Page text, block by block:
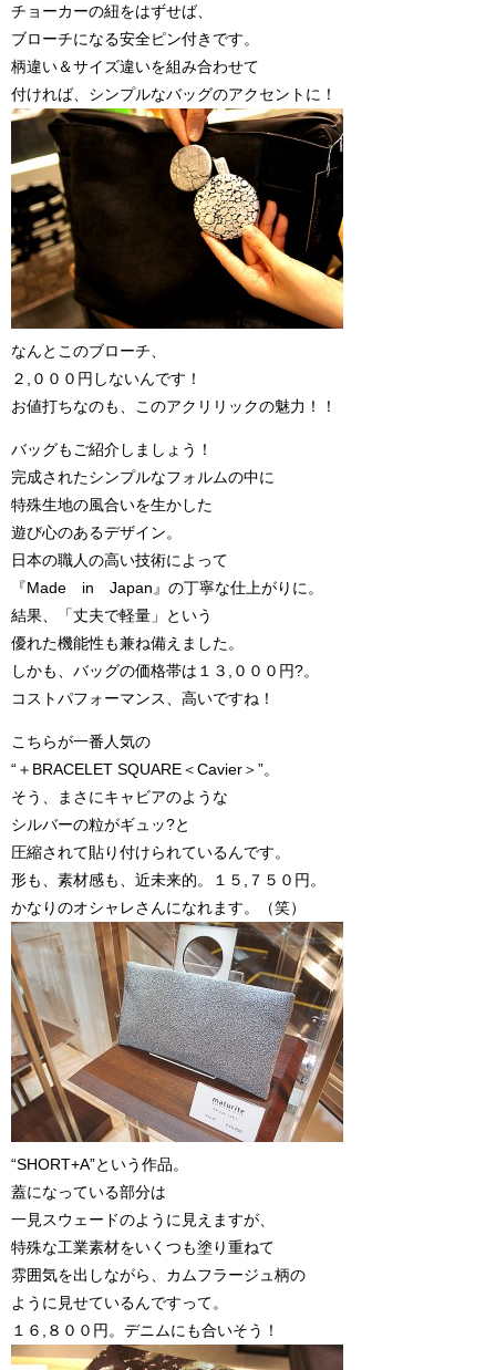
チョーカーの紐をはずせば、
ブローチになる安全ピン付きです。
柄違い＆サイズ違いを組み合わせて
付ければ、シンプルなバッグのアクセントに！
なんとこのブローチ、
２,０００円しないんです！
お値打ちなのも、このアクリリックの魅力！！
バッグもご紹介しましょう！
完成されたシンプルなフォルムの中に
特殊生地の風合いを生かした
遊び心のあるデザイン。
日本の職人の高い技術によって
『Made in Japan』の丁寧な仕上がりに。
結果、「丈夫で軽量」という
優れた機能性も兼ね備えました。
しかも、バッグの価格帯は１３,０００円?。
コストパフォーマンス、高いですね！
こちらが一番人気の
“＋BRACELET SQUARE＜Cavier＞”。
そう、まさにキャビアのような
シルバーの粒がギュッ?と
圧縮されて貼り付けられているんです。
形も、素材感も、近未来的。１５,７５０円。
かなりのオシャレさんになれます。（笑）
“SHORT+A”という作品。
蓋になっている部分は
一見スウェードのように見えますが、
特殊な工業素材をいくつも塗り重ねて
雰囲気を出しながら、カムフラージュ柄の
ように見せているんですって。
１６,８００円。デニムにも合いそう！